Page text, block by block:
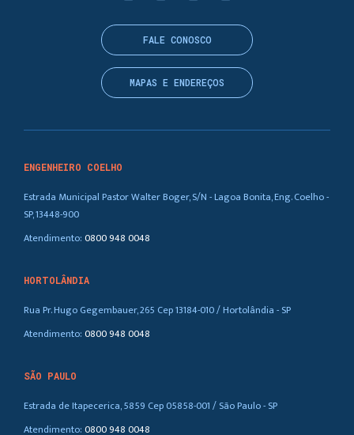
ENGENHEIRO COELHO
Estrada Municipal Pastor Walter Boger, S/N - Lagoa Bonita, Eng. Coelho -
SP, 13448-900
Atendimento:0800 948 0048
HORTOLÂNDIA
Rua Pr. Hugo Gegembauer, 265 Cep 13184-010 / Hortolândia - SP
Atendimento:0800 948 0048
SÃO PAULO
Estrada de Itapecerica, 5859 Cep 05858-001 / São Paulo - SP
Atendimento:0800 948 0048
FALE CONOSCO
MAPAS E ENDEREÇOS